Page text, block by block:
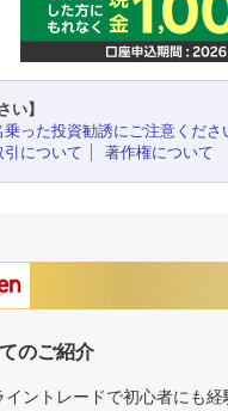
い】
乗った投資勧誘にご注意くださ
について
著作権について
のご紹介
ントレードで初心者にも